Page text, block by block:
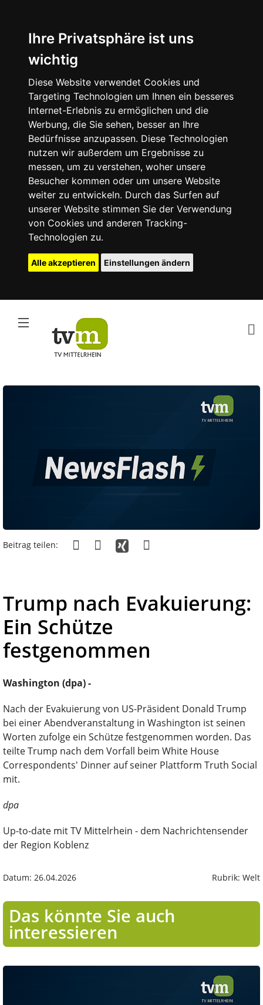
Ihre Privatsphäre ist uns
wichtig
Diese Website verwendet Cookies und
Targeting Technologien um Ihnen ein besseres
Internet-Erlebnis zu ermöglichen und die
Werbung, die Sie sehen, besser an Ihre
Bedürfnisse anzupassen. Diese Technologien
nutzen wir außerdem um Ergebnisse zu
messen, um zu verstehen, woher unsere
Besucher kommen oder um unsere Website
weiter zu entwickeln. Durch das Surfen auf
unserer Website stimmen Sie der Verwendung
von Cookies und anderen Tracking-
Technologien zu.
Alle akzeptieren Einstellungen ändern
Beitrag teilen:
Trump nach Evakuierung:
Ein Schütze
festgenommen
Washington (dpa) -
Nach der Evakuierung von US-Präsident Donald Trump
bei einer Abendveranstaltung in Washington ist seinen
Worten zufolge ein Schütze festgenommen worden. Das
teilte Trump nach dem Vorfall beim White House
Correspondents' Dinner auf seiner Plattform Truth Social
mit.
dpa
Up-to-date mit TV Mittelrhein - dem Nachrichtensender
der Region Koblenz
Datum: 26.04.2026 Rubrik: Welt
Das könnte Sie auch
interessieren